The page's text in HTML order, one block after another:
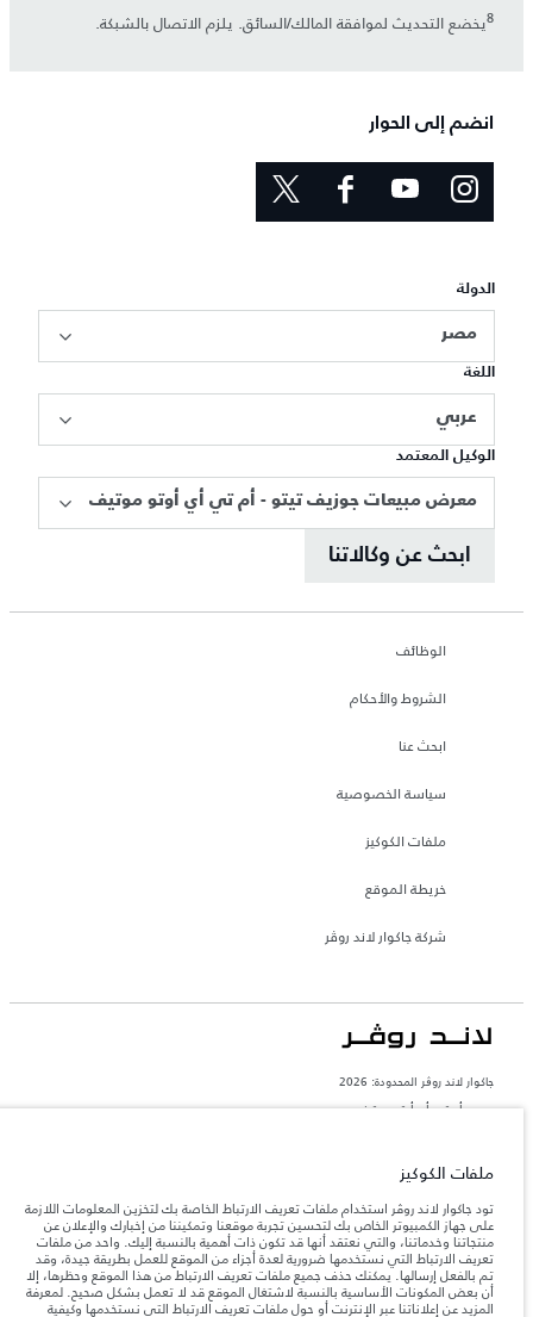
8يخضع التحديث لموافقة المالك/السائق. يلزم الاتصال بالشبكة.
انضم إلى الحوار
الدولة
مصر
اللغة
عربي
الوكيل المعتمد
معرض مبيعات جوزيف تيتو - أم تي أي أوتو موتيف
ابحث عن وكالاتنا
الوظائف
الشروط والأحكام
ابحث عنا
سياسة الخصوصية
ملفات الكوكيز
خريطة الموقع
شركة جاكوار لاند روڤر
جاكوار لاند روڨر المحدودة: 2026
مصر, أم تي أي أوتو موتيف
والحد الأقصى لأحمال المحور عند تحميل السيارة بالإكسسوارات والركاب والسوائل والوقود
المعلومات والمواصفات والأسعار والألوان المذكورة على هذا الموقع قد تختلف من بلد إلى
آخر، كما أنّها قد تتغير بدون إشعار مسبق. الرجاء التواصل مع وكيلنا المحلي للتأكد من توفّرها
والتحقق من الأسعار.
ملاحظة مهمة حول الصور والمواصفات. إن النقص العالمي في أشباه الموصلات يؤثر حاليًا
ملفات الكوكيز
تود جاكوار لاند روڤر استخدام ملفات تعريف الارتباط الخاصة بك لتخزين المعلومات اللازمة
على جهاز الكمبيوتر الخاص بك لتحسين تجربة موقعنا وتمكيننا من إخبارك والإعلان عن
منتجاتنا وخدماتنا، والتي نعتقد أنها قد تكون ذات أهمية بالنسبة إليك. واحد من ملفات
تعريف الارتباط التي نستخدمها ضرورية لعدة أجزاء من الموقع للعمل بطريقة جيدة، وقد
تم بالفعل إرسالها. يمكنك حذف جميع ملفات تعريف الارتباط من هذا الموقع وحظرها، إلا
أن بعض المكونات الأساسية بالنسبة لاشتغال الموقع قد لا تعمل بشكل صحيح. لمعرفة
المزيد عن إعلاناتنا عبر الإنترنت أو حول ملفات تعريف الارتباط التي نستخدمها وكيفية